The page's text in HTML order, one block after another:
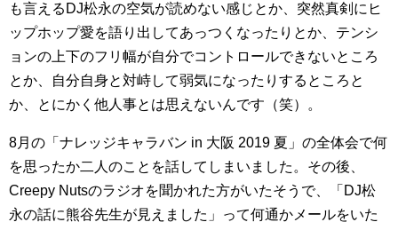
も言えるDJ松永の空気が読めない感じとか、突然真剣にヒ
ップホップ愛を語り出してあっつくなったりとか、テンシ
ョンの上下のフリ幅が自分でコントロールできないところ
とか、自分自身と対峙して弱気になったりするところと
か、とにかく他人事とは思えないんです（笑）。
8月の「ナレッジキャラバン in 大阪 2019 夏」の全体会で何
を思ったか二人のことを話してしまいました。その後、
Creepy Nutsのラジオを聞かれた方がいたそうで、「DJ松
永の話に熊谷先生が見えました」って何通かメールをいた